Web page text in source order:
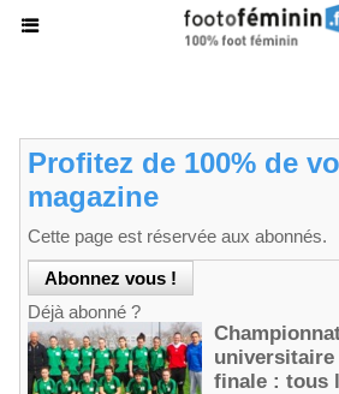
Profitez de 100% de
magazine
Cette page est réservée aux abonnés.
Déjà abonné ?
universitaire
finale : tous